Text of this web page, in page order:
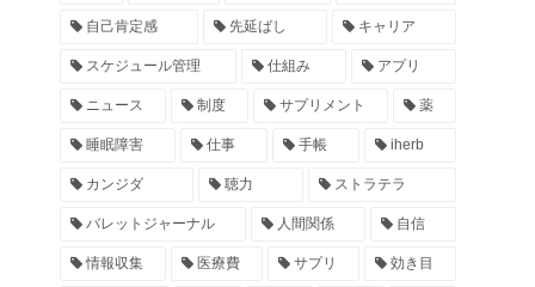
自己肯定感 先延ばし キャリア
スケジュール管理 仕組み アプリ
ニュース 制度 サプリメント 薬
睡眠障害 仕事 手帳 iherb
カンジダ 聴力 ストラテラ
バレットジャーナル 人間関係 自信
情報収集 医療費 サプリ 効き目